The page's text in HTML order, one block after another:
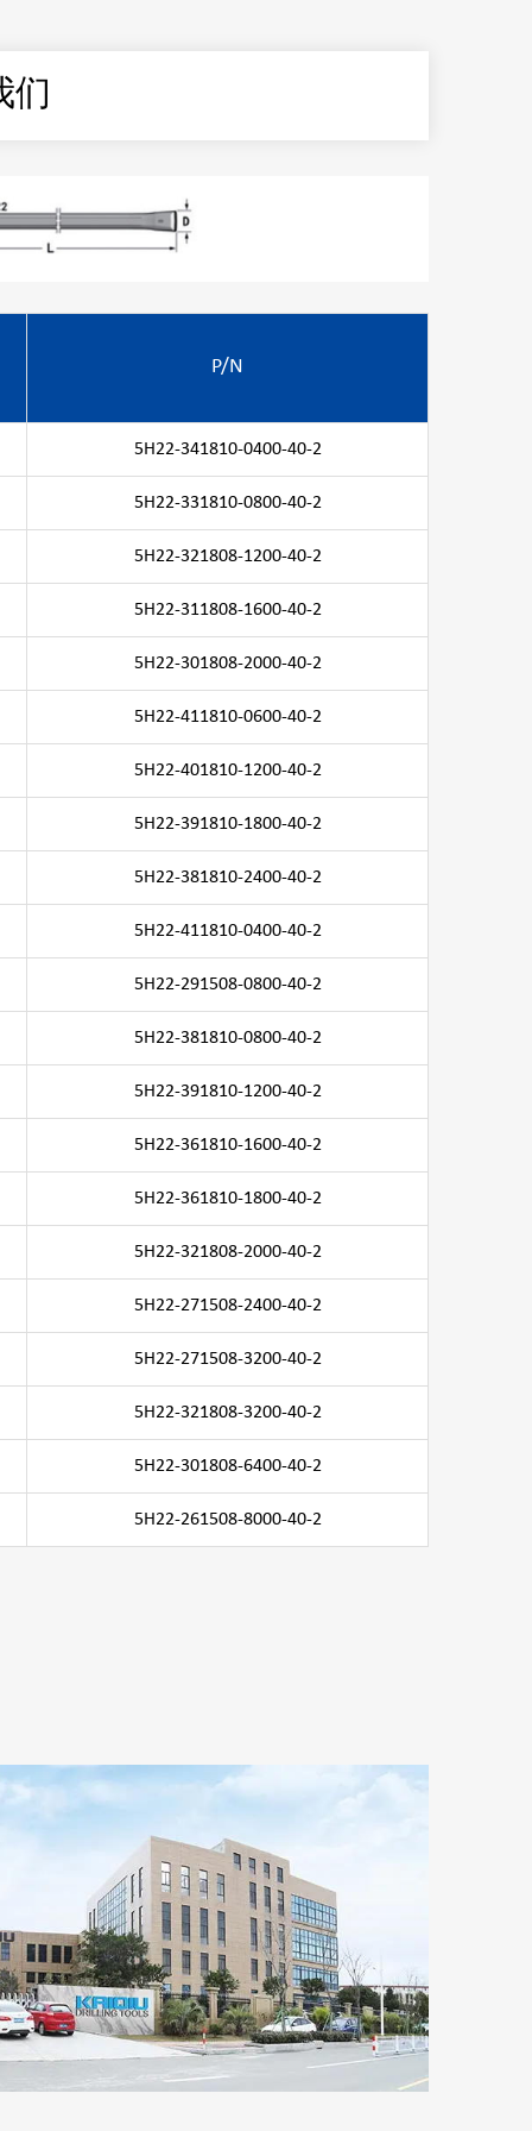
们
P/N
5H22-341810-0400-40-2
5H22-331810-0800-40-2
5H22-321808-1200-40-2
5H22-311808-1600-40-2
5H22-301808-2000-40-2
5H22-411810-0600-40-2
5H22-401810-1200-40-2
5H22-391810-1800-40-2
5H22-381810-2400-40-2
5H22-411810-0400-40-2
5H22-291508-0800-40-2
5H22-381810-0800-40-2
5H22-391810-1200-40-2
5H22-361810-1600-40-2
5H22-361810-1800-40-2
5H22-321808-2000-40-2
5H22-271508-2400-40-2
5H22-271508-3200-40-2
5H22-321808-3200-40-2
5H22-301808-6400-40-2
5H22-261508-8000-40-2